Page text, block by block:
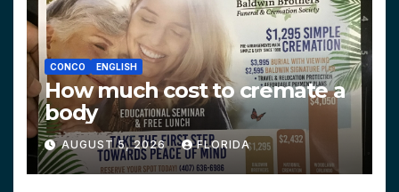
CONCO ENGLISH
How much cost to cremate a
body
AUGUST 5, 2026 FLORIDA